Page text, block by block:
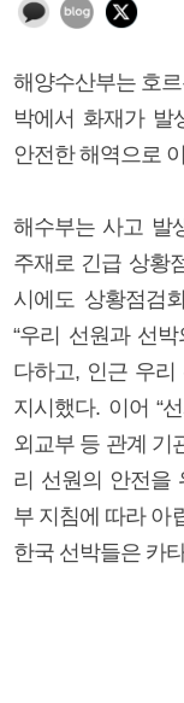
해양수산부는 호
박에서 화재가 발
안전한 해역으로
해수부는 사고 발
주재로 긴급 상황
시에도 상황점검
“우리 선원과 선
다하고, 인근 우리
지시했다. 이어 “
외교부 등 관계 기
리 선원의 안전을
부 지침에 따라 아
한국 선박들은 카